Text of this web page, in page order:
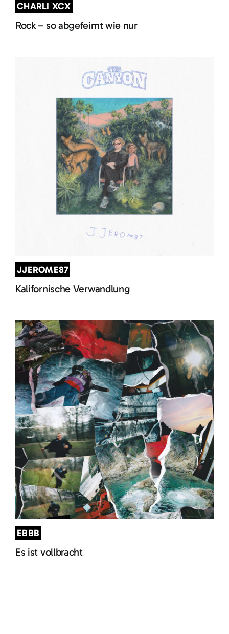
CHARLI XCX
Rock – so abgefeimt wie nur
JJEROME87
Kalifornische Verwandlung
EBBB
Es ist vollbracht